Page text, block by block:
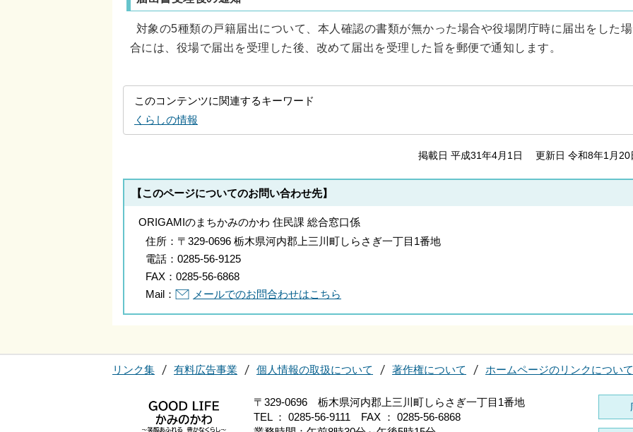
対象の5種類の戸籍届出について、本人確認の書類が無かった場合や役場閉庁時に届出をした場
合には、役場で届出を受理した後、改めて届出を受理した旨を郵便で通知します。
このコンテンツに関連するキーワード
くらしの情報
掲載日 平成31年4月1日 更新日 令和8年1月20
【このページについてのお問い合わせ先】
ORIGAMIのまちかみのかわ 住民課 総合窓口係
住所： 〒329-0696 栃木県河内郡上三川町しらさぎ一丁目1番地
電話： 0285-56-9125
FAX： 0285-56-6868
Mail：
メールでのお問合わせはこちら
リンク集 有料広告事業 個人情報の取扱について 著作権について ホームページのリンクについて
〒329-0696 栃木県河内郡上三川町しらさぎ一丁目1番地
TEL ： 0285-56-9111 FAX ： 0285-56-6868